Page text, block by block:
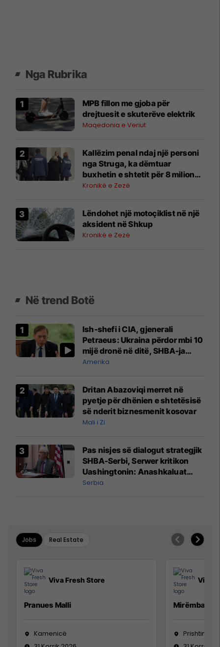
Nga Rubrika
MPB fillon me gjoba për
drejtuesit e skuterëve elektrik
Maqedonia e Veriut
Kallëzim penal ndaj një personi
nga Struga, ka dëmtuar
buxhetin e shtetit për 8 milionë
denarë
Kronikë e Zezë
Lëndohet një motoçiklist në një
aksident në Shkup
Kronikë e Zezë
Në trend Botë
Ish-shefi i CIA, gjenerali
Petraeus: Ukraina përdor mbi 10
mijë dronë në ditë, SHBA-ja
mbetet shumë prapa në
Amerika
Dritan Abazoviqi merret në
pyetje për dhënien e shtetësisë
së nderit biznesmenit kosovar
Mali i Zi
Pas nisjes së dialogut strategjik
SHBA-Serbi, Serwer kritikon
Uashingtonin: Anashkaluat
Banjskën, sulmin ndaj KFOR-it
Serbia
Jobs Real Estate
Viva Fresh Store
Pranues Malli
Kamenicë
Viva
Prishtinë